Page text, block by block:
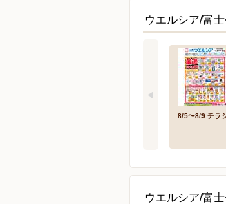
ウエルシア/富
8/5〜8/9 チラ
ウエルシア/富